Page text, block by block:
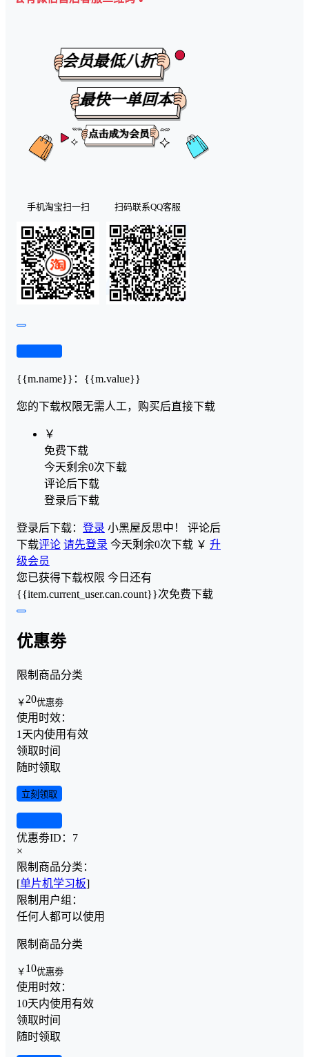
手机淘宝扫一扫 扫码联系QQ客服
{{m.name}} ： {{m.value}}
您的下载权限无需人工，购买后直接下载
￥
免费下载
今天剩余0次下载
评论后下载
登录后下载
登录后下载： 登录 小黑屋反思中！ 评论后
下载评论 请先登录 今天剩余0次下载 ￥ 升
级会员
您已获得下载权限 今日还有
{{item.current_user.can.count}}次免费下载
优惠劵
限制商品分类
￥ 20优惠劵
使用时效：
1天内使用有效
领取时间
随时领取
立刻领取
优惠劵ID： 7
×
限制商品分类：
[单片机学习板]
限制用户组：
任何人都可以使用
限制商品分类
￥ 10优惠劵
使用时效：
10天内使用有效
领取时间
随时领取